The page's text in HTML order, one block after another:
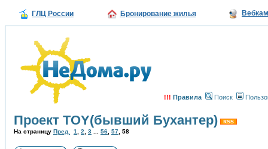
ГЛЦ России Бронирование жилья
!!! Правила Поиск
Проект TOY(бывший Бухантер)
На страницу Пред. 1 2 3 56 57 58